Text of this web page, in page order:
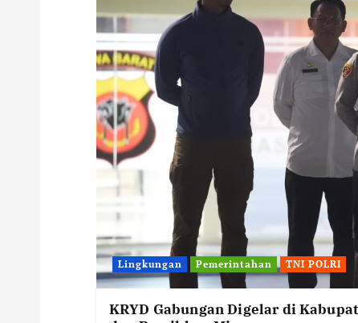
Lingkungan Pemerintahan TNI POLRI
KRYD Gabungan Digelar di